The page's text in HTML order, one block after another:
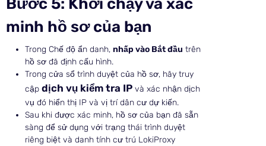
Bước 5: Khởi chạy và xác
minh hồ sơ của bạn
Trong Chế độ ẩn danh, nhấp vào Bắt đầu trên
hồ sơ đã định cấu hình.
Trong cửa sổ trình duyệt của hồ sơ, hãy truy
cập dịch vụ kiểm tra IP và xác nhận dịch
vụ đó hiển thị IP và vị trí dân cư dự kiến.
Sau khi được xác minh, hồ sơ của bạn đã sẵn
sàng để sử dụng với trạng thái trình duyệt
riêng biệt và danh tính cư trú LokiProxy